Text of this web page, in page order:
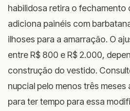
habilidosa retira o fechamento
adiciona painéis com
ilhoses para a amarração. O
entre R$ 800 e R$ 2.000,
construção do vestido.
nupcial pelo menos três
para ter tempo para essa